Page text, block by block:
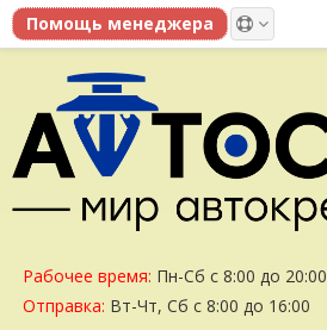
Рабочее время: Пн-Сб с 8:00 до 20:00
Отправка: Вт-Чт, Сб с 8:00 до 16:00